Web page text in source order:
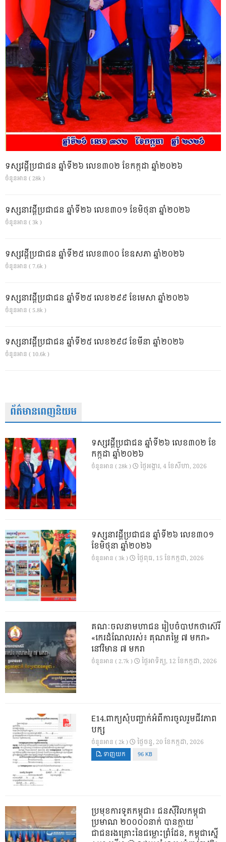
ទស្សវដ្តីប្រជាជន ឆ្នាំទី២៦ លេខ៣០២ ខែកក្កដា ឆ្នាំ២០២៦
ចំនួនអាន ( 28k )
ទស្សនាវដ្ដីប្រជាជន ឆ្នាំទី២៦ លេខ៣០១ ខែមិថុនា ឆ្នាំ២០២៦
ចំនួនអាន ( 3k )
ទស្សវដ្តីប្រជាជន ឆ្នាំទី២៥ លេខ៣០០ ខែឧសភា ឆ្នាំ២០២៦
ចំនួនអាន ( 7.6k )
ទស្សនាវដ្ដីប្រជាជន ឆ្នាំទី២៥ លេខ២៩៩ ខែមេសា ឆ្នាំ២០២៦
ចំនួនអាន ( 5.8k )
ទស្សនាវដ្ដីប្រជាជន ឆ្នាំទី២៥ លេខ២៩៨ ខែមីនា ឆ្នាំ២០២៦
ចំនួនអាន ( 10.6k )
ព័ត៌មានពេញនិយម
ទស្សវដ្តីប្រជាជន ឆ្នាំទី២៦ លេខ៣០២ ខែ
កក្កដា ឆ្នាំ២០២៦
ចំនួនអាន ( 28k ) ថ្ងៃ​អង្គារ, 4 ខែ​សីហា, 2026
ទស្សនាវដ្ដីប្រជាជន ឆ្នាំទី២៦ លេខ៣០១
ខែមិថុនា ឆ្នាំ២០២៦
ចំនួនអាន ( 3k ) ថ្ងៃ​ពុធ, 15 ខែ​កក្កដា, 2026
គណៈចលនាមហាជន រៀបចំបាឋកថាស៊េរី
«កេរដំណែលរស់៖ គុណតម្លៃ ៧ មករា»
នៅវិមាន ៧ មករា
ចំនួនអាន ( 2.7k ) ថ្ងៃ​អាទិត្យ, 12 ខែ​កក្កដា, 2026
E14.ពាក្យសុំបញ្ជាក់អំពីការចូលរួមជីវភាព
បក្ស
ចំនួនអាន ( 2k ) ថ្ងៃ​ចន្ទ, 20 ខែ​កក្កដា, 2026
ទាញយក 96 KB
ប្រមុខការទូតកម្ពុជា៖ ជនស៊ីវិលកម្ពុជា
ប្រមាណ ២០០០០នាក់ បានក្លាយ
ជាជនរងគ្រោះនៃជម្លោះព្រំដែន, កម្ពុជាស្នើ